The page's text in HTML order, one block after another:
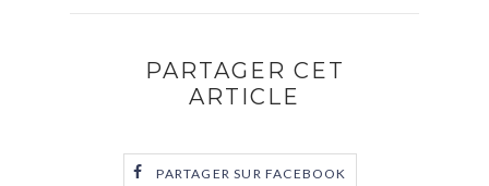
PARTAGER CET
ARTICLE
PARTAGER SUR FACEBOOK